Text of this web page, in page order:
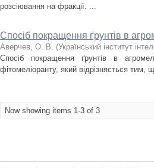
розсіювання на фракції. ...
Спосіб покращення ґрунтів в
Аверчев, О. В. (Український інститут
Спосіб покращення ґрунтів в
фітомеліоранту, який відрізняється
Now showing items 1-3 of 3